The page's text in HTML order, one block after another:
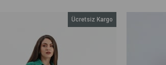
Ücretsiz Kargo